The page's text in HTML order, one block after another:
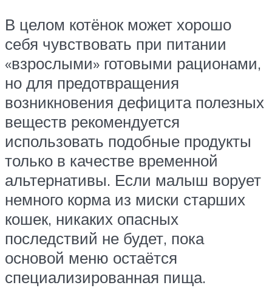
В целом котёнок может хорошо
себя чувствовать при питании
«взрослыми» готовыми рационами,
но для предотвращения
возникновения дефицита полезных
веществ рекомендуется
использовать подобные продукты
только в качестве временной
альтернативы. Если малыш ворует
немного корма из миски старших
кошек, никаких опасных
последствий не будет, пока
основой меню остаётся
специализированная пища.